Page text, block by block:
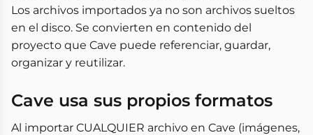
Los archivos importados ya no son archivos sueltos
en el disco. Se convierten en contenido del
proyecto que Cave puede referenciar, guardar,
organizar y reutilizar.
Cave usa sus propios formatos
Al importar CUALQUIER archivo en Cave (imágenes,